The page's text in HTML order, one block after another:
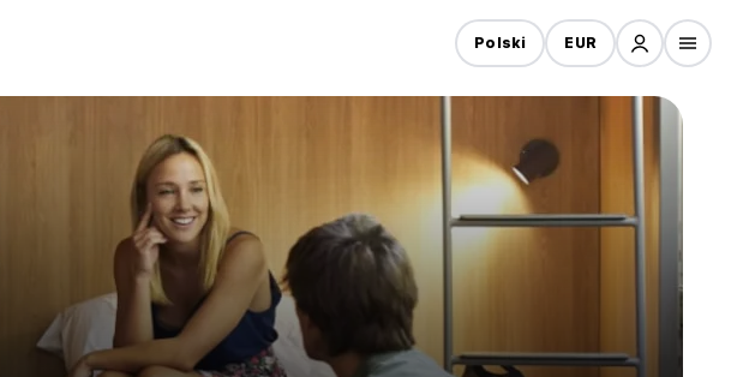
Polski EUR